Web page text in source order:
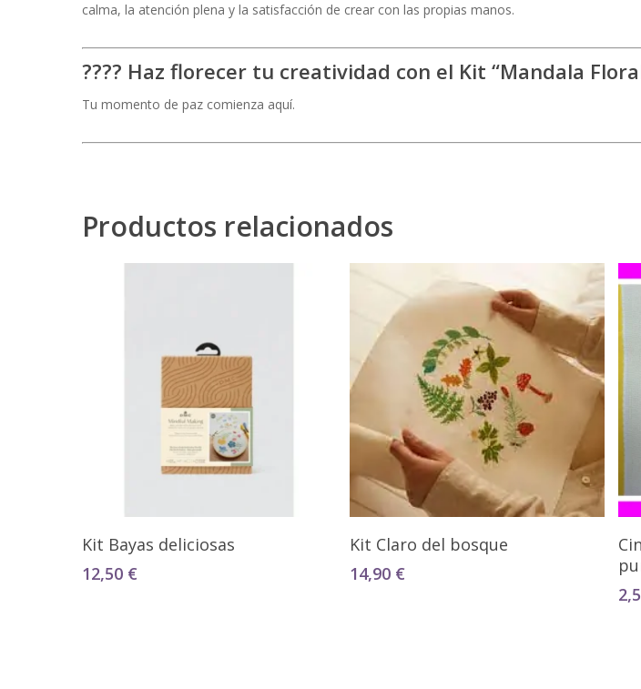
calma, la atención plena y la satisfacción de crear con las propias manos.
???? Haz florecer tu creatividad con el Kit “Mandala
Tu momento de paz comienza aquí.
Productos relacionados
Añadir Al Carrito
Kit Bayas deliciosas
12,50 €
Añadir Al Carrito
Kit Claro del bosque
14,90 €